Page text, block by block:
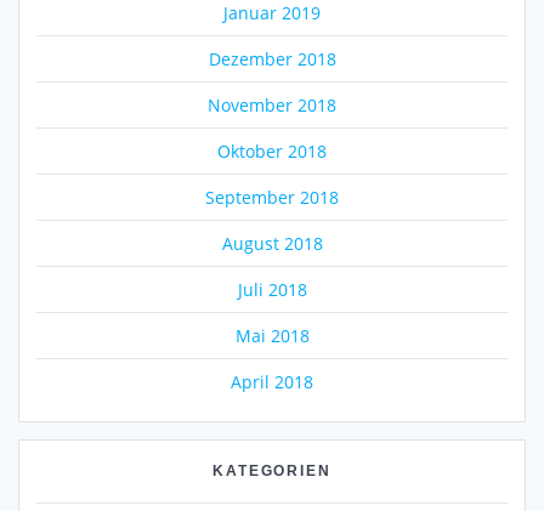
Januar 2019
Dezember 2018
November 2018
Oktober 2018
September 2018
August 2018
Juli 2018
Mai 2018
April 2018
KATEGORIEN